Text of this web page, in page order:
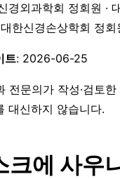
경외과학회 정회원 ·
한신경손상학회 정회
트: 2026-06-25
전문의가 작성·검토
대신하지 않습니다.
크에 사우